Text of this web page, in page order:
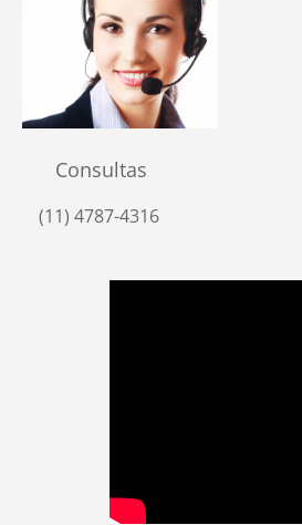
Consultas
(11) 4787-4316